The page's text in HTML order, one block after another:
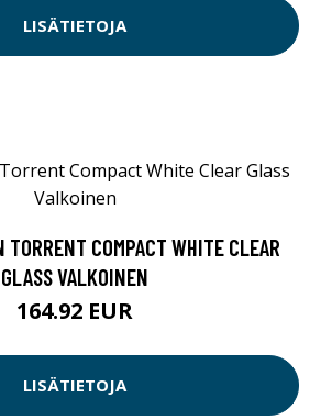
LISÄTIETOJA
TORRENT COMPACT WHITE CLEAR
GLASS VALKOINEN
164.92 EUR
LISÄTIETOJA